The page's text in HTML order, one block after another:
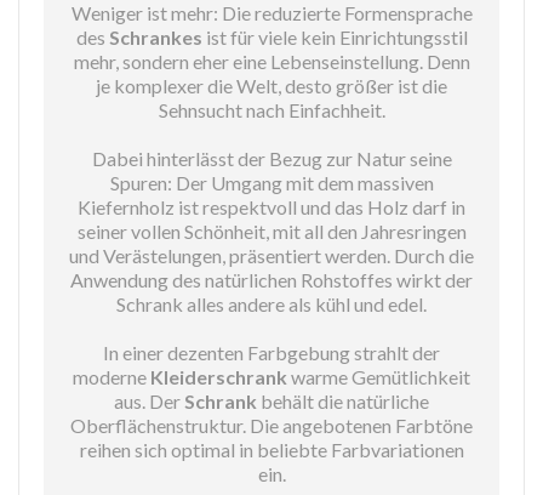
Weniger ist mehr: Die reduzierte Formensprache
des Schrankes ist für viele kein Einrichtungsstil
mehr, sondern eher eine Lebenseinstellung. Denn
je komplexer die Welt, desto größer ist die
Sehnsucht nach Einfachheit.
Dabei hinterlässt der Bezug zur Natur seine
Spuren: Der Umgang mit dem massiven
Kiefernholz ist respektvoll und das Holz darf in
seiner vollen Schönheit, mit all den Jahresringen
und Verästelungen, präsentiert werden. Durch die
Anwendung des natürlichen Rohstoffes wirkt der
Schrank alles andere als kühl und edel.
In einer dezenten Farbgebung strahlt der
moderne Kleiderschrank warme Gemütlichkeit
aus. DerSchrank behält die natürliche
Oberflächenstruktur. Die angebotenen Farbtöne
reihen sich optimal in beliebte Farbvariationen
ein.